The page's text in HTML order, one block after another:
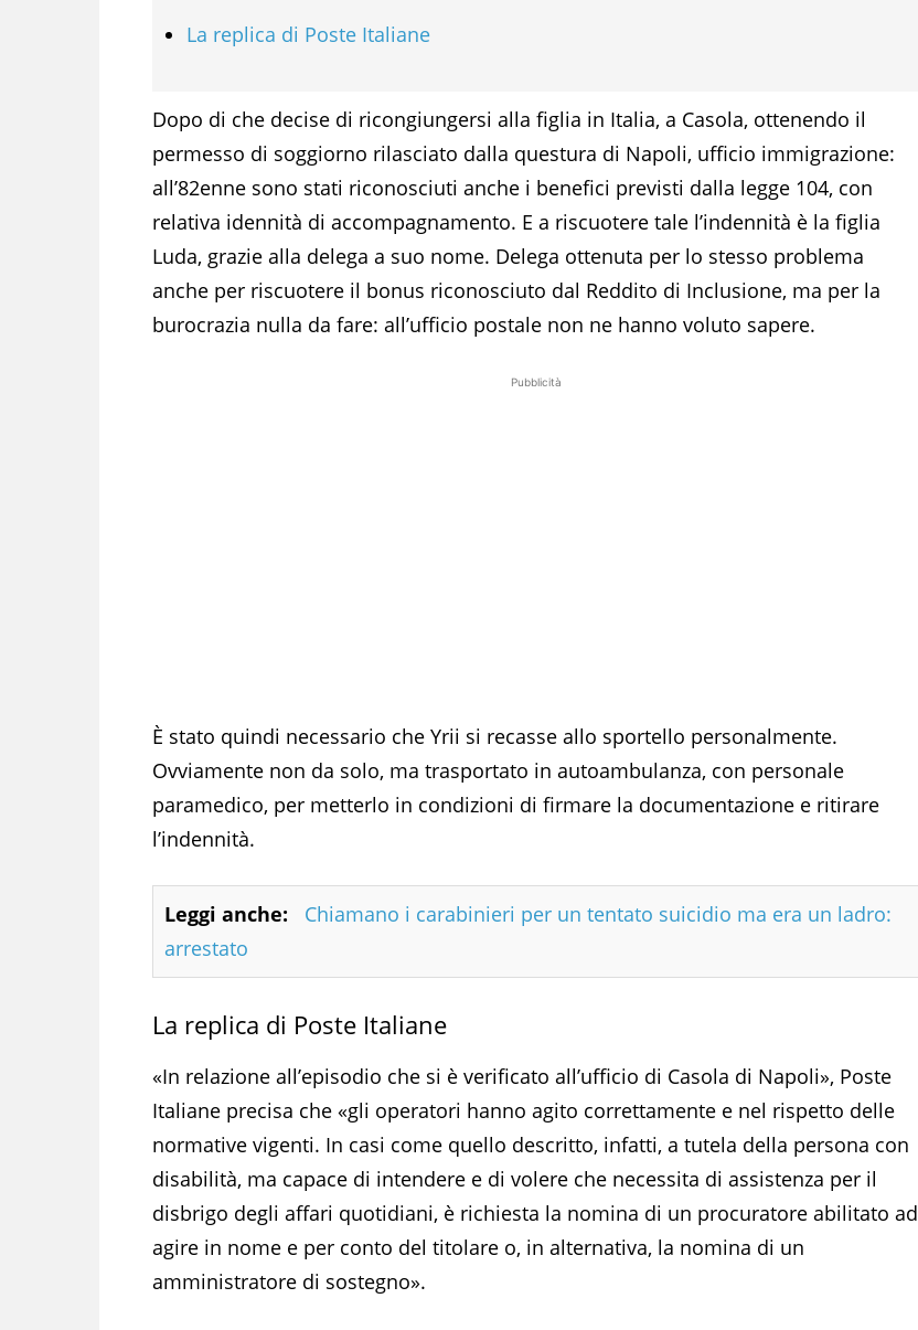
La replica di Poste Italiane
Dopo di che decise di ricongiungersi alla figlia in Italia, a Casola, ottenendo il
permesso di soggiorno rilasciato dalla questura di Napoli, ufficio immigrazione:
all’82enne sono stati riconosciuti anche i benefici previsti dalla legge 104, con
relativa idennità di accompagnamento. E a riscuotere tale l’indennità è la figlia
Luda, grazie alla delega a suo nome. Delega ottenuta per lo stesso problema
anche per riscuotere il bonus riconosciuto dal Reddito di Inclusione, ma per la
burocrazia nulla da fare: all’ufficio postale non ne hanno voluto sapere.
Pubblicità
È stato quindi necessario che Yrii si recasse allo sportello personalmente.
Ovviamente non da solo, ma trasportato in autoambulanza, con personale
paramedico, per metterlo in condizioni di firmare la documentazione e ritirare
l’indennità.
Leggi anche:
Chiamano i carabinieri per un tentato suicidio ma era un ladro:
arrestato
La replica di Poste Italiane
«In relazione all’episodio che si è verificato all’ufficio di Casola di Napoli», Poste
Italiane precisa che «gli operatori hanno agito correttamente e nel rispetto delle
normative vigenti. In casi come quello descritto, infatti, a tutela della persona con
disabilità, ma capace di intendere e di volere che necessita di assistenza per il
disbrigo degli affari quotidiani, è richiesta la nomina di un procuratore abilitato ad
agire in nome e per conto del titolare o, in alternativa, la nomina di un
amministratore di sostegno».